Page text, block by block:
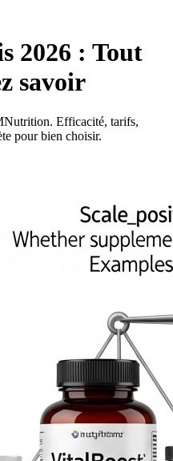
2026 : Tout
savoir
Efficacité, tarifs,
pour bien choisir.